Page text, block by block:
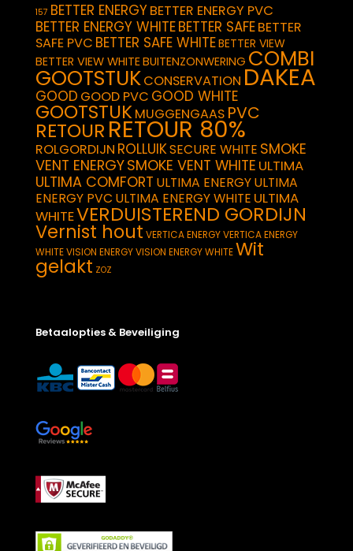
157 BETTER ENERGYBETTER ENERGY PVC
BETTER ENERGY WHITEBETTER SAFEBETTER
SAFE PVC BETTER SAFE WHITEBETTER VIEW
BETTER VIEW WHITEBUITENZONWERING COMBI
GOOTSTUKCONSERVATION DAKEA
GOOD GOOD PVC GOOD WHITE
GOOTSTUKMUGGENGAAS PVC
RETOUR RETOUR 80%
ROLGORDIJN ROLLUIKSECURE WHITE SMOKE
VENT ENERGYSMOKE VENT WHITE ULTIMA
ULTIMA COMFORT ULTIMA ENERGYULTIMA
ENERGY PVC ULTIMA ENERGY WHITE ULTIMA
WHITEVERDUISTEREND GORDIJN
Vernist hout VERTICA ENERGYVERTICA ENERGY
WHITEVISION ENERGYVISION ENERGY WHITEWit
gelakt ZOZ
Betaalopties & Beveiliging